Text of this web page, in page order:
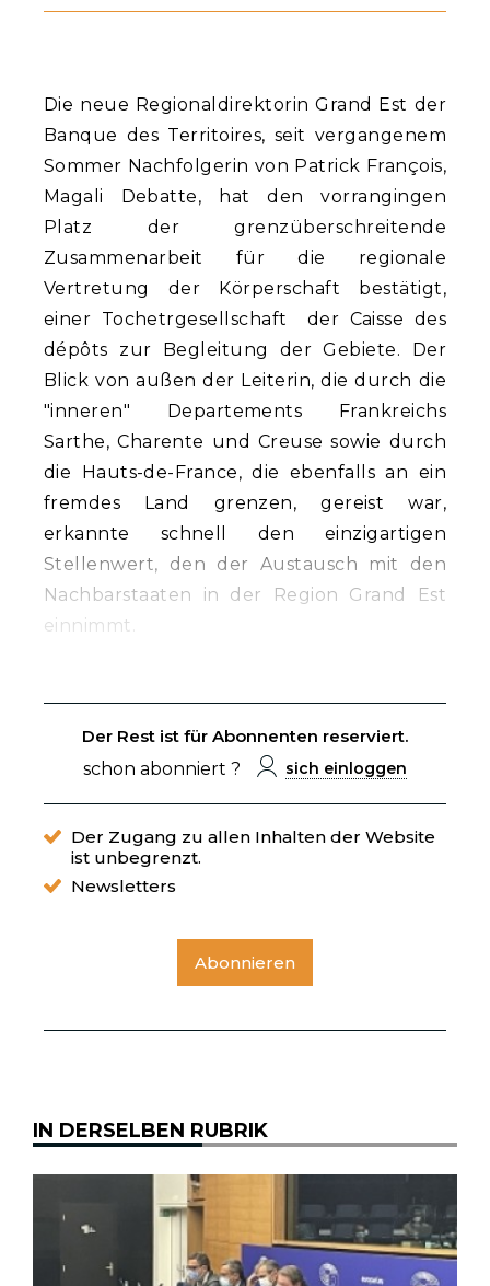
Die neue Regionaldirektorin Grand Est der
Banque des Territoires, seit vergangenem
Sommer Nachfolgerin von Patrick François,
Magali Debatte, hat den vorrangingen
Platz der grenzüberschreitende
Zusammenarbeit für die regionale
Vertretung der Körperschaft bestätigt,
einer Tochetrgesellschaft der Caisse des
dépôts zur Begleitung der Gebiete. Der
Blick von außen der Leiterin, die durch die
"inneren" Departements Frankreichs
Sarthe, Charente und Creuse sowie durch
die Hauts-de-France, die ebenfalls an ein
fremdes Land grenzen, gereist war,
erkannte schnell den einzigartigen
Stellenwert, den der Austausch mit den
Nachbarstaaten in der Region Grand Est
einnimmt.
Der Rest ist für Abonnenten reserviert.
schon abonniert ?
sich einloggen
Der Zugang zu allen Inhalten der Website
ist unbegrenzt.
Newsletters
Abonnieren
IN DERSELBEN RUBRIK